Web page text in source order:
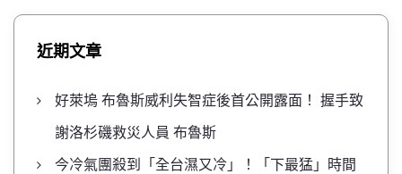
近期文章
好萊塢 布魯斯威利失智症後首公開露面！ 握手致
謝洛杉磯救災人員 布魯斯
今冷氣團殺到「全台濕又冷」！「下最猛」時間